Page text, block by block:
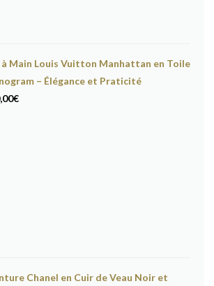
à Main Louis Vuitton Manhattan en Toile
– Élégance et Praticité
€
Chanel en Cuir de Veau Noir et